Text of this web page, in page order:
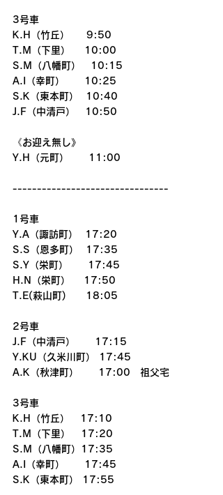
3号車
K.H（竹丘）　  9:50
T.M（下里）    10:00
S.M（八幡町）　10:15
A.I（幸町）　　10:25
S.K（東本町）  10:40
J.F（中清戸）　10:50
《お迎え無し》
Y.H（元町）　　11:00
--------------------------------
1号車
Y.A（諏訪町）  17:20
S.S（恩多町）  17:35
S.Y（栄町）　　17:45
H.N（栄町）　 17:50
T.E(萩山町)　　18:05
2号車
J.F（中清戸）　　17:15
Y.KU（久米川町） 17:45
A.K（秋津町）　　17:00　祖父宅
3号車
K.H（竹丘）   17:10
T.M（下里）   17:20
S.M（八幡町）17:35
A.I（幸町）　　17:45
S.K（東本町） 17:55